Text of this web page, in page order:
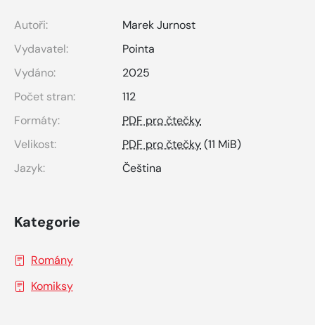
Autoři:
Marek Jurnost
Vydavatel:
Pointa
Vydáno:
2025
Počet stran:
112
Formáty:
PDF pro čtečky
Velikost:
PDF pro čtečky(11 MiB)
Jazyk:
Čeština
Kategorie
Romány
Komiksy